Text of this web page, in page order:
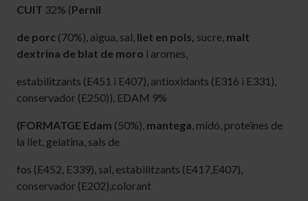
CUIT 32% (Pernil
de porc (70%), aigua, sal, llet en pols, sucre, malt
dextrina de blat de moro i aromes,
estabilitzants (E451 i E407), antioxidants (E316 i E331),
conservador (E250)), EDAM 9%
(FORMATGE Edam (50%), mantega, midó, proteïnes de
la llet, gelatina, sals de
fos (E452, E339), sal, estabilitzants (E417,E407),
conservador (E202),colorant